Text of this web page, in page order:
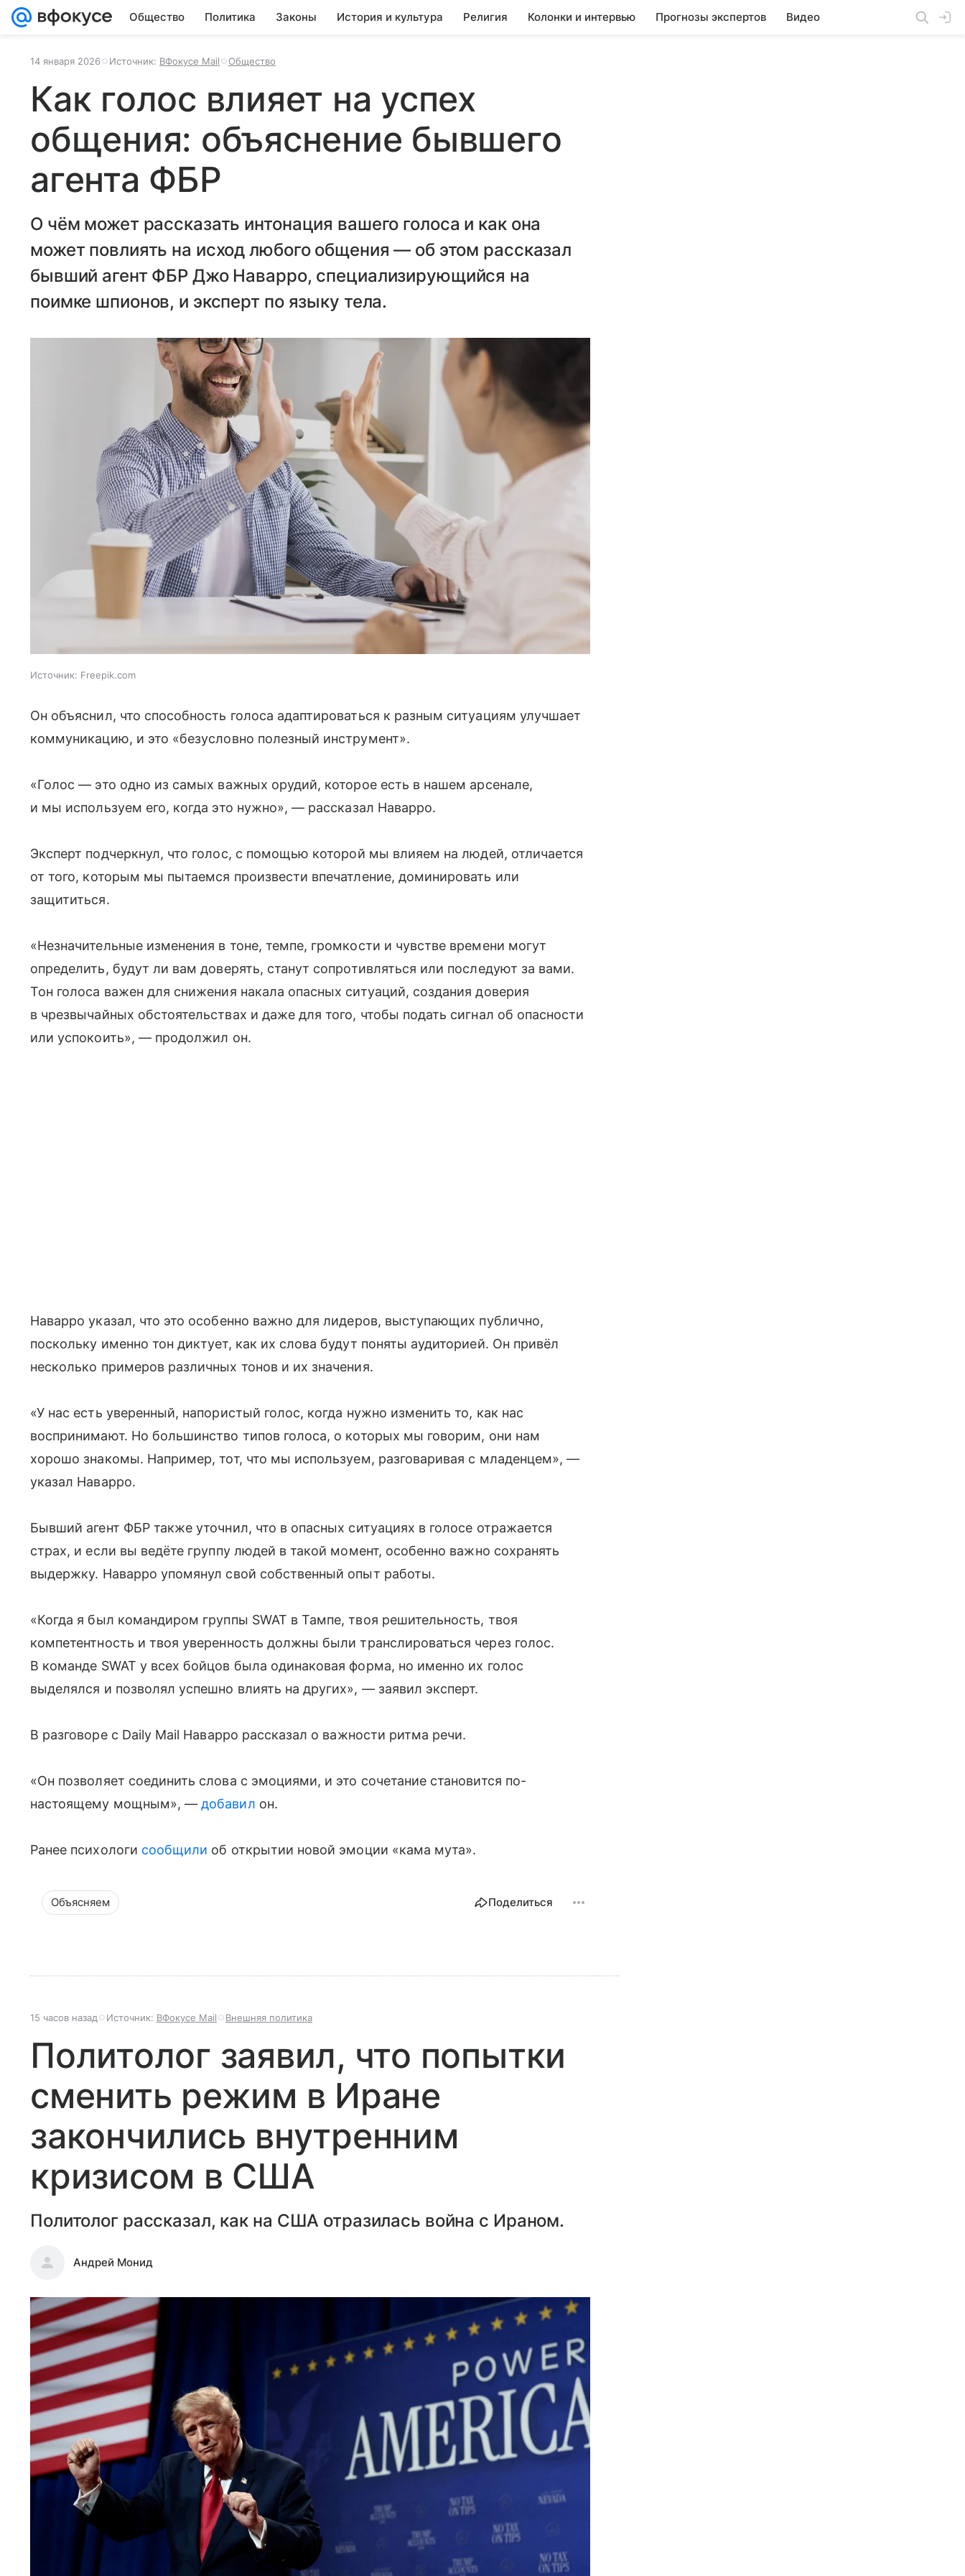
Общество Политика Законы История и культура Религия Колонки и интервью Прогнозы экспертов Видео
14 января 2026 Источник: ВФокусе Mail Общество
Как голос влияет на успех
общения: объяснение бывшего
агента ФБР
О чём может рассказать интонация вашего голоса и как она
может повлиять на исход любого общения — об этом рассказал
бывший агент ФБР Джо Наварро, специализирующийся на
поимке шпионов, и эксперт по языку тела.
Источник: Freepik.com
Он объяснил, что способность голоса адаптироваться к разным ситуациям улучшает
коммуникацию, и это «безусловно полезный инструмент».
«Голос — это одно из самых важных орудий, которое есть в нашем арсенале,
и мы используем его, когда это нужно», — рассказал Наварро.
Эксперт подчеркнул, что голос, с помощью которой мы влияем на людей, отличается
от того, которым мы пытаемся произвести впечатление, доминировать или
защититься.
«Незначительные изменения в тоне, темпе, громкости и чувстве времени могут
определить, будут ли вам доверять, станут сопротивляться или последуют за вами.
Тон голоса важен для снижения накала опасных ситуаций, создания доверия
в чрезвычайных обстоятельствах и даже для того, чтобы подать сигнал об опасности
или успокоить», — продолжил он.
Наварро указал, что это особенно важно для лидеров, выступающих публично,
поскольку именно тон диктует, как их слова будут поняты аудиторией. Он привёл
несколько примеров различных тонов и их значения.
«У нас есть уверенный, напористый голос, когда нужно изменить то, как нас
воспринимают. Но большинство типов голоса, о которых мы говорим, они нам
хорошо знакомы. Например, тот, что мы используем, разговаривая с младенцем», —
указал Наварро.
Бывший агент ФБР также уточнил, что в опасных ситуациях в голосе отражается
страх, и если вы ведёте группу людей в такой момент, особенно важно сохранять
выдержку. Наварро упомянул свой собственный опыт работы.
«Когда я был командиром группы SWAT в Тампе, твоя решительность, твоя
компетентность и твоя уверенность должны были транслироваться через голос.
В команде SWAT у всех бойцов была одинаковая форма, но именно их голос
выделялся и позволял успешно влиять на других», — заявил эксперт.
В разговоре с Daily Mail Наварро рассказал о важности ритма речи.
«Он позволяет соединить слова с эмоциями, и это сочетание становится по-
настоящему мощным», —добавил он.
Ранее психологи сообщили об открытии новой эмоции «кама мута».
Объясняем Поделиться
15 часов назад Источник: ВФокусе Mail Внешняя политика
Политолог заявил, что попытки
сменить режим в Иране
закончились внутренним
кризисом в США
Политолог рассказал, как на США отразилась война с Ираном.
Андрей Монид